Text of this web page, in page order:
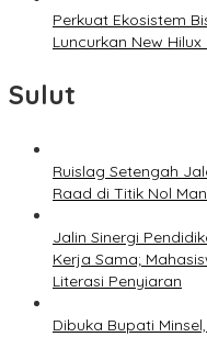
Perkuat Ekosistem
Luncurkan New
Sulut
Ruislag Setengah
Raad di Titik Nol
Jalin Sinergi
Kerja Sama;
Literasi Penyiaran
Dibuka Bupati